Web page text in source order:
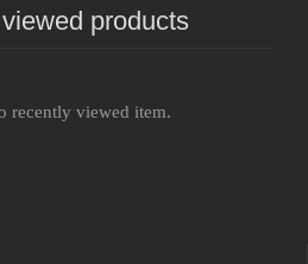
products
recently viewed item.